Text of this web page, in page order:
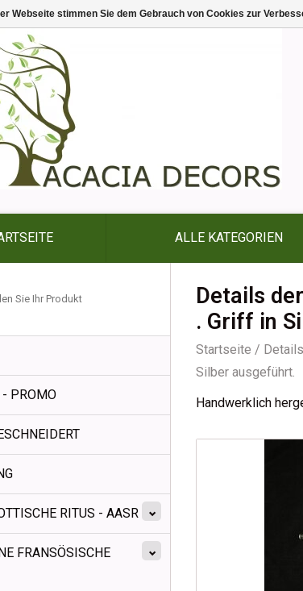
ALLE KATEGORIEN
- PROMO
RITUS - AASR
FRANSÖSISCHE
Details
. Griff in
Startseite /
Silber ausgeführt.
Handwerklich
Webseite stimmen Sie dem Gebrauch von Cookies zur